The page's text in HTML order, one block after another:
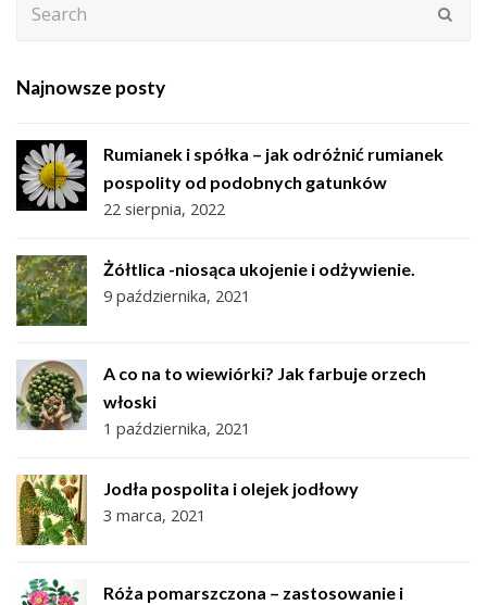
Najnowsze posty
Rumianek i spółka – jak odróżnić rumianek
pospolity od podobnych gatunków
22 sierpnia, 2022
Żółtlica -niosąca ukojenie i odżywienie.
9 października, 2021
A co na to wiewiórki? Jak farbuje orzech
włoski
1 października, 2021
Jodła pospolita i olejek jodłowy
3 marca, 2021
Róża pomarszczona – zastosowanie i